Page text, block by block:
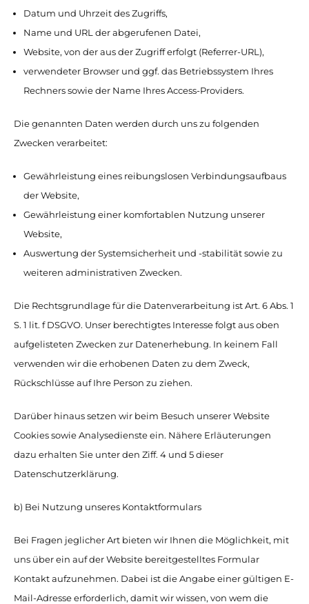
Datum und Uhrzeit des Zugriffs,
Name und URL der abgerufenen Datei,
Website, von der aus der Zugriff erfolgt (Referrer-URL),
verwendeter Browser und ggf. das Betriebssystem Ihres
Rechners sowie der Name Ihres Access-Providers.
Die genannten Daten werden durch uns zu folgenden
Zwecken verarbeitet:
Gewährleistung eines reibungslosen Verbindungsaufbaus
der Website,
Gewährleistung einer komfortablen Nutzung unserer
Website,
Auswertung der Systemsicherheit und -stabilität sowie zu
weiteren administrativen Zwecken.
Die Rechtsgrundlage für die Datenverarbeitung ist Art. 6 Abs. 1
S. 1 lit. f DSGVO. Unser berechtigtes Interesse folgt aus oben
aufgelisteten Zwecken zur Datenerhebung. In keinem Fall
verwenden wir die erhobenen Daten zu dem Zweck,
Rückschlüsse auf Ihre Person zu ziehen.
Darüber hinaus setzen wir beim Besuch unserer Website
Cookies sowie Analysedienste ein. Nähere Erläuterungen
dazu erhalten Sie unter den Ziff. 4 und 5 dieser
Datenschutzerklärung.
b) Bei Nutzung unseres Kontaktformulars
Bei Fragen jeglicher Art bieten wir Ihnen die Möglichkeit, mit
uns über ein auf der Website bereitgestelltes Formular
Kontakt aufzunehmen. Dabei ist die Angabe einer gültigen E-
Mail-Adresse erforderlich, damit wir wissen, von wem die